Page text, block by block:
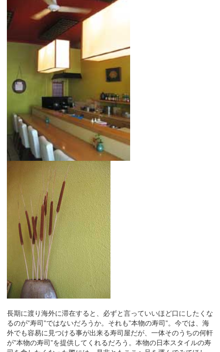
長期に渡り海外に滞在すると、必ずと言っていいほど口にしたくな
るのが”寿司”ではないだろうか。それも”本物の寿司”。今では、海
外でも容易に見つける事が出来る寿司屋だが、一体そのうちの何軒
が”本物の寿司”を提供してくれるだろう。本物の日本スタイルの寿